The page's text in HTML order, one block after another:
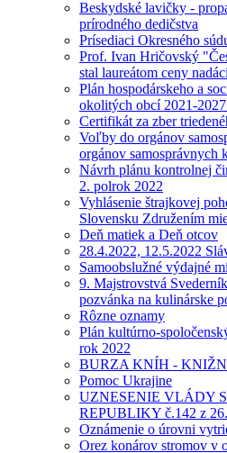
Beskydské lavičky -
prírodného dedičstva
Prísediaci Okresného
Prof. Ivan Hričovský
stal laureátom ceny
Plán hospodárskeho a
okolitých obcí 2021-
Certifikát za zber
Voľby do orgánov
orgánov samosprávnych
Návrh plánu kontrolnej
2. polrok 2022
Vyhlásenie štrajkovej
Slovensku Združením
Deň matiek a Deň otcov
28.4.2022, 12.5.2022
Samoobslužné výdajné
9. Majstrovstvá
pozvánka na kulinárske
Rôzne oznamy
Plán kultúrno-
rok 2022
BURZA KNÍH -
Pomoc Ukrajine
UZNESENIE VLÁDY
REPUBLIKY č.142 z
Oznámenie o úrovni
Orez konárov stromov v